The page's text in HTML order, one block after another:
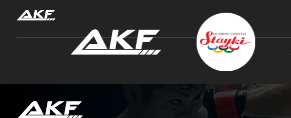
Нажмите Enter для поиска или Esc, чтобы закрыть